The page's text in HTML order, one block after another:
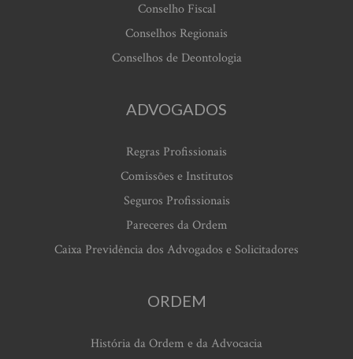
Conselho Fiscal
Conselhos Regionais
Conselhos de Deontologia
ADVOGADOS
Regras Profissionais
Comissões e Institutos
Seguros Profissionais
Pareceres da Ordem
Caixa Previdência dos Advogados e Solicitadores
ORDEM
História da Ordem e da Advocacia